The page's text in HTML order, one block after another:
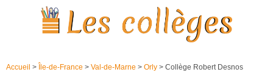
Accueil > Île-de-France > Val-de-Marne > Orly > Collège Robert Desnos